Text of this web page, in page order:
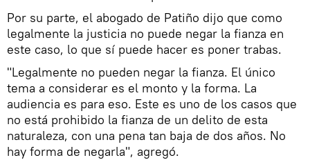
Por su parte, el abogado de Patiño dijo que como
legalmente la justicia no puede negar la fianza en
este caso, lo que sí puede hacer es poner trabas.
"Legalmente no pueden negar la fianza. El único
tema a considerar es el monto y la forma. La
audiencia es para eso. Este es uno de los casos que
no está prohibido la fianza de un delito de esta
naturaleza, con una pena tan baja de dos años. No
hay forma de negarla", agregó.